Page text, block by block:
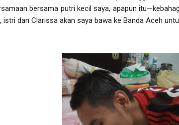
bersama putri kecil saya, apapun
istri dan Clarissa akan saya bawa ke Banda Aceh